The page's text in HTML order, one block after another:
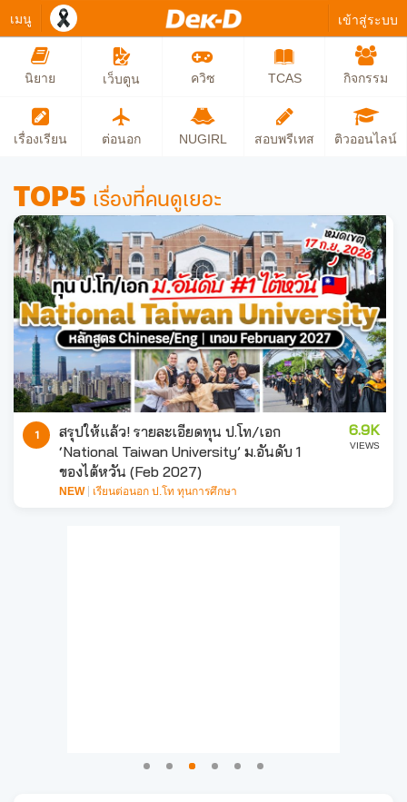
เมนู เข้าสู่ระบบ
นิยาย เว็บตูน ควิซ TCAS กิจกรรม
เรื่องเรียน ต่อนอก NUGIRL สอบพรีเทส ติวออนไลน์
TOP5 เรื่องที่คนดูเยอะ
1
สรุปให้แล้ว! รายละเอียดทุน ป.โท/เอก
‘National Taiwan University’ ม.อันดับ 1
ของไต้หวัน (Feb 2027)
NEW เรียนต่อนอก ป.โท ทุนการศึกษา
6.9K
VIEWS